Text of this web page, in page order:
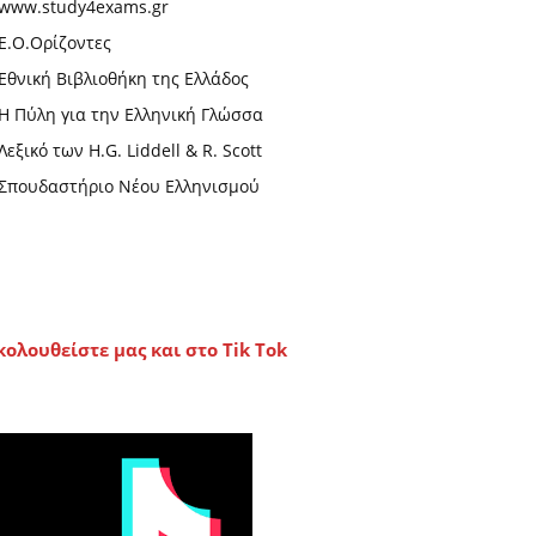
Βιβλιοθήκη της Ελλάδος
Πύλη για την Ελληνική Γλώσσα
των H.G. Liddell & R. Scott
Νέου Ελληνισμού
μας και στο Tik Tok